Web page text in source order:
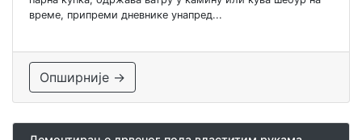
време, припреми дневнике унапред...
Опширније →